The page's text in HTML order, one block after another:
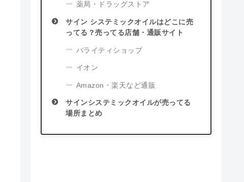
薬局・ドラッグストア
サイン システミックオイルはどこに売
ってる？売ってる店舗・通販サイト
バライティショップ
イオン
Amazon・楽天など通販
サインシステミックオイルが売ってる
場所まとめ